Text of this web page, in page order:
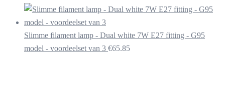
Slimme filament lamp - Dual white 7W E27 fitting - G95
model - voordeelset van 3 €65.85